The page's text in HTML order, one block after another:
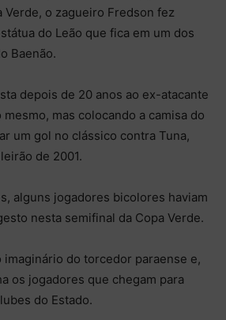
Verde, o zagueiro Fredson fez
do Leão que fica em um dos
Baenão.
depois de 20 anos ao ex-atacante
mas colocando a camisa do
um gol no clássico contra Tuna,
de 2001.
alguns jogadores bicolores haviam
nesta semifinal da Copa Verde.
imaginário do torcedor paraense e,
os jogadores que chegam para
do Estado.